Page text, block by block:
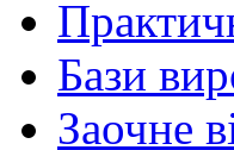
Бази
Заочне